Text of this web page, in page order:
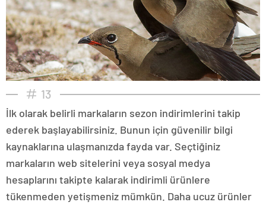
13
İlk olarak belirli markaların sezon indirimlerini takip
ederek başlayabilirsiniz. Bunun için güvenilir bilgi
kaynaklarına ulaşmanızda fayda var. Seçtiğiniz
markaların web sitelerini veya sosyal medya
hesaplarını takipte kalarak indirimli ürünlere
tükenmeden yetişmeniz mümkün. Daha ucuz ürünler